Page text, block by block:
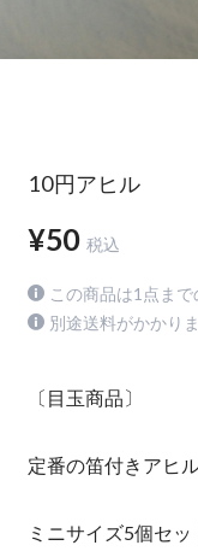
10円アヒル
¥50 税込
この商品は1点ま
別途送料がかかりま
〔目玉商品〕
定番の笛付きアヒ
ミニサイズ5個セ